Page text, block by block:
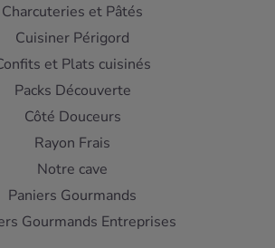
Charcuteries et Pâtés
Cuisiner Périgord
et Plats cuisinés
Packs Découverte
Côté Douceurs
Rayon Frais
Notre cave
Paniers Gourmands
Gourmands Entreprises